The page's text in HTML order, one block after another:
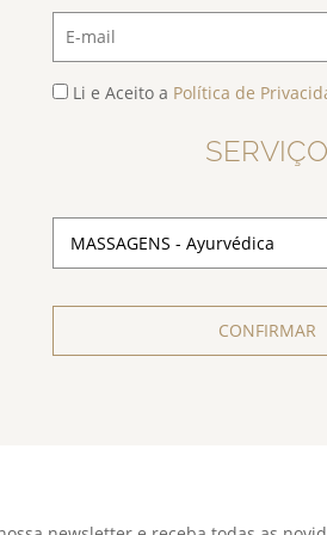
Li e Aceito a Política de
SERVIÇO
CONFIRMAR